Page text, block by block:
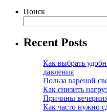
Поиск
Recent Posts
Как выбрать
давления
Польза вареной
Как снизить
Причины
Как часто нужно